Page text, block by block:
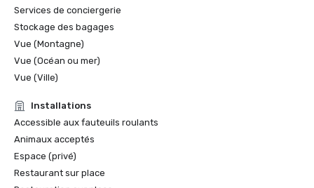
Services de conciergerie
Stockage des bagages
Vue (Montagne)
Vue (Océan ou mer)
Vue (Ville)
Installations
Accessible aux fauteuils roulants
Animaux acceptés
Espace (privé)
Restaurant sur place